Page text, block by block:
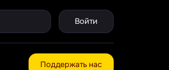
Войти
Поддержать нас